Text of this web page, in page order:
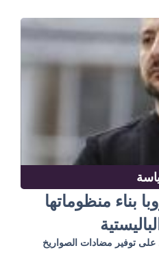
بناء منظوماتها
توفير مضادات الصواريخ